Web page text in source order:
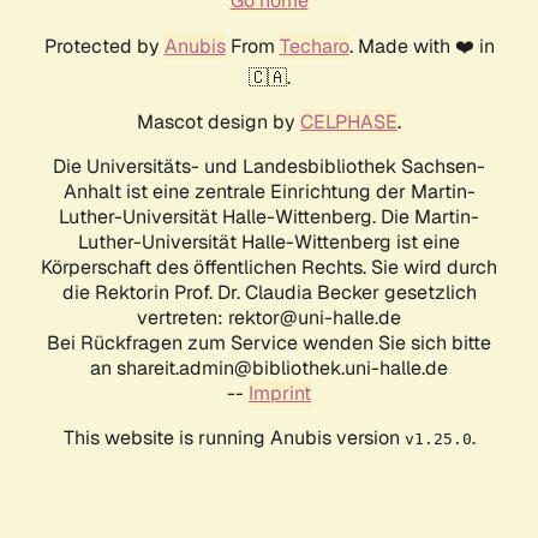
Protected by AnubisFrom Techaro. Made with ❤️ in
🇨🇦.
Mascot design by CELPHASE.
Die Universitäts- und Landesbibliothek Sachsen-
Anhalt ist eine zentrale Einrichtung der Martin-
Luther-Universität Halle-Wittenberg. Die Martin-
Luther-Universität Halle-Wittenberg ist eine
Körperschaft des öffentlichen Rechts. Sie wird durch
die Rektorin Prof. Dr. Claudia Becker gesetzlich
vertreten: rektor@uni-halle.de
Bei Rückfragen zum Service wenden Sie sich bitte
an shareit.admin@bibliothek.uni-halle.de
-- Imprint
This website is running Anubis version v1.25.0.